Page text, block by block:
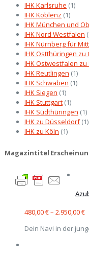
IHK Karlsruhe (1)
IHK Koblenz (1)
IHK München und
IHK Nord Westfalen
IHK Nürnberg für
IHK Ostthüringen zu
IHK Ostwestfalen zu
IHK Reutlingen (1)
IHK Schwaben (1)
IHK Siegen (1)
IHK Stuttgart (1)
IHK Südthüringen (1)
IHK zu Düsseldorf (1)
IHK zu Köln (1)
Magazintitel
480,00€– 2.950,00€
Dein Navi in der